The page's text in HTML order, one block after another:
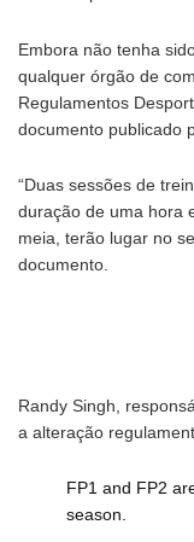
Embora não tenha
qualquer órgão de
Regulamentos
documento publicado
“Duas sessões de
duração de uma hora
meia, terão lugar no
documento.
Randy Singh,
a alteração
FP1 and FP2
season.